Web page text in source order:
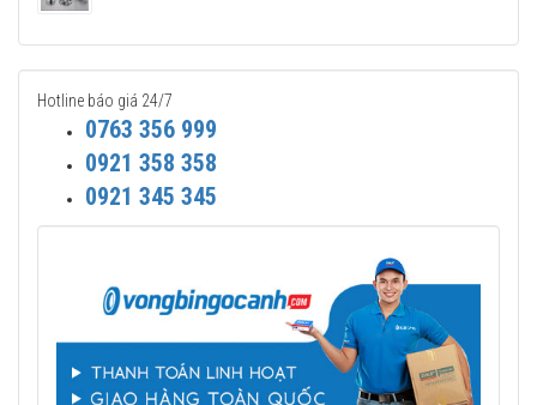
Hotline báo giá 24/7
0763 356 999
0921 358 358
0921 345 345